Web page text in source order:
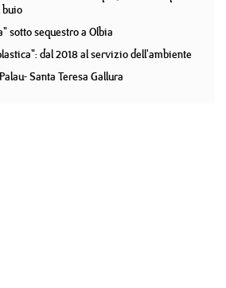
buio
sotto sequestro a Olbia
dal 2018 al servizio dell'ambiente
Santa Teresa Gallura